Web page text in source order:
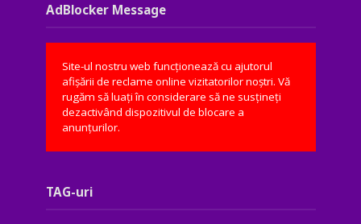
AdBlocker Message
Site-ul nostru web funcționează cu ajutorul
afișării de reclame online vizitatorilor noștri. Vă
rugăm să luați în considerare să ne susțineți
dezactivând dispozitivul de blocare a
anunțurilor.
TAG-uri